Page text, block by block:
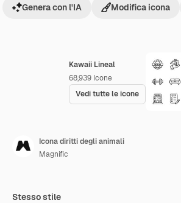
Kawaii Lineal
68,939 Icone
Vedi tutte le icone
Genera con l'IA Modifica icona
Icona diritti degli animali
Magnific
Stesso stile